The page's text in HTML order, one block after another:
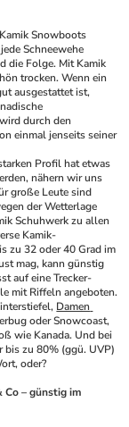
Snowboots
Schneewehe
die Folge. Mit Kamik
trocken. Wenn ein
ausgestattet ist,
durch den
einmal jenseits seiner
Profil hat etwas
nähern wir uns
große Leute sind
der Wetterlage
Schuhwerk zu allen
Kamik-
zu 32 oder 40 Grad im
mag, kann günstig
auf eine Trecker-
mit Riffeln angeboten.
Damen
oder Snowcoast,
wie Kanada. Und bei
zu 80% (ggü. UVP)
oder?
– günstig im